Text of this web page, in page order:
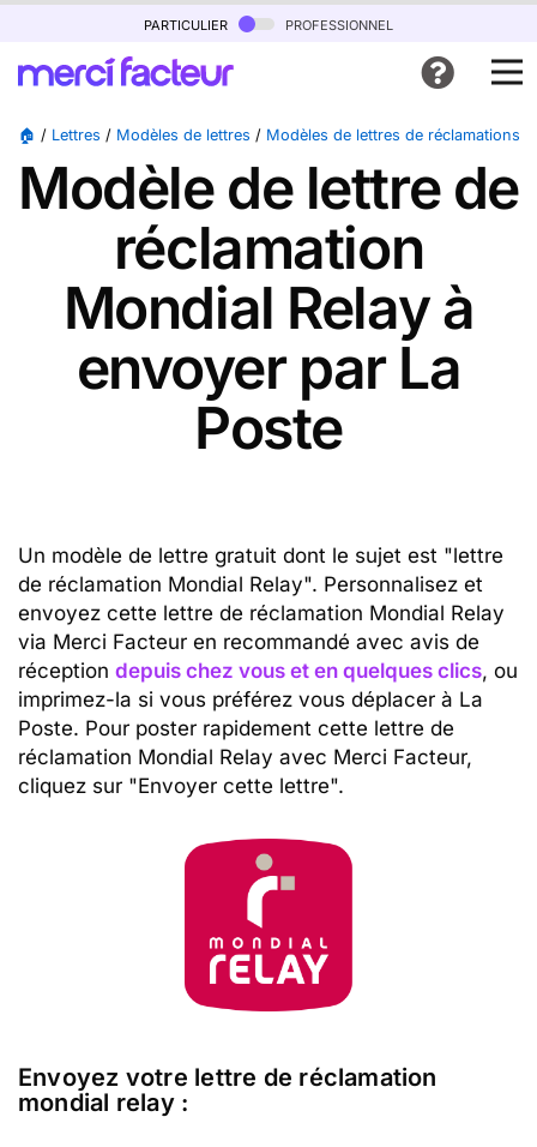
particulier professionnel
🏠 / Lettres / Modèles de lettres / Modèles de lettres de réclamations
Modèle de lettre de
réclamation
Mondial Relay à
envoyer par La
Poste
Un modèle de lettre gratuit dont le sujet est "lettre
de réclamation Mondial Relay". Personnalisez et
envoyez cette lettre de réclamation Mondial Relay
via Merci Facteur en recommandé avec avis de
réception depuis chez vous et en quelques clics, ou
imprimez-la si vous préférez vous déplacer à La
Poste. Pour poster rapidement cette lettre de
réclamation Mondial Relay avec Merci Facteur,
cliquez sur "Envoyer cette lettre".
Envoyez votre lettre de réclamation
mondial relay :